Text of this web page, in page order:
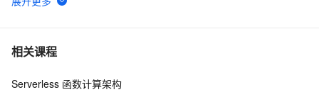
6 VPC实例公网IP转弹性公网IP功能
7 VPC最佳实践（一）：网络规划篇
8 一张图看懂阿里云网络产品【三】弹性公网IP
相关课程
Serverless 函数计算架构